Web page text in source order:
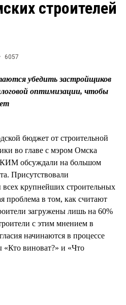
Блоги
строителей
6057
убедить застройщиков
оптимизации, чтобы
бюджет от строительной
во главе с мэром Омска
обсуждали на большом
Присутствовали
всех крупнейших строительных
проблема в том, как считают
загружены лишь на 60%
с этим мнением в
начинаются в процессе
«Кто виноват?» и «Что